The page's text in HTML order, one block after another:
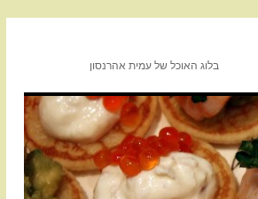
בלוג האוכל של עמית אהרנסון